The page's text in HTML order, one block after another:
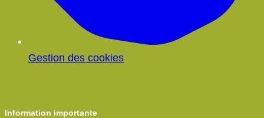
Gestion des cookies
Information importante